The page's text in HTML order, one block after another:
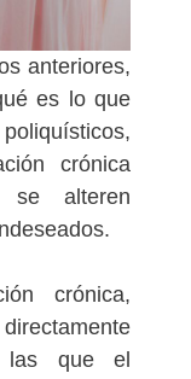
anteriores,
es lo que
crónica
se alteren
crónica,
las que el